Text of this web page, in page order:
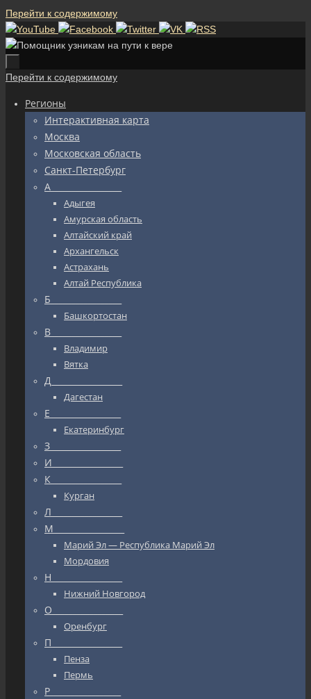
Перейти к содержимому
Перейти к содержимому
Регионы
Интерактивная карта
Москва
Московская область
Санкт-Петербург
А_________________
Адыгея
Амурская область
Алтайский край
Архангельск
Астрахань
Алтай Республика
Б_________________
Башкортостан
В_________________
Владимир
Вятка
Д_________________
Дагестан
Е_________________
Екатеринбург
З_________________
И_________________
К_________________
Курган
Л_________________
М_________________
Марий Эл — Республика Марий Эл
Мордовия
Н_________________
Нижний Новгород
О_________________
Оренбург
П_________________
Пенза
Пермь
Р_________________